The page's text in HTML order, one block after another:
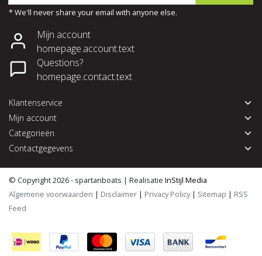
* We'll never share your email with anyone else.
Mijn account
homepage.account.text
Questions?
homepage.contact.text
Klantenservice
Mijn account
Categorieën
Contactgegevens
© Copyright 2026 - spartanboats | Realisatie InStijl Media
Algemene voorwaarden | Disclaimer | Privacy Policy| Sitemap | RSS
Feed